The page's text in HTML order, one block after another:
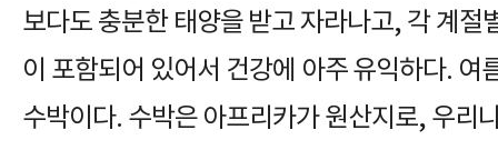
보다도 충분한 태양을 받고 자라나고, 각 계절
이 포함되어 있어서 건강에 아주 유익하다. 여
수박이다. 수박은 아프리카가 원산지로, 우리